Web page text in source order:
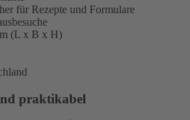
für Rezepte und Formulare
(L x B x H)
praktikabel